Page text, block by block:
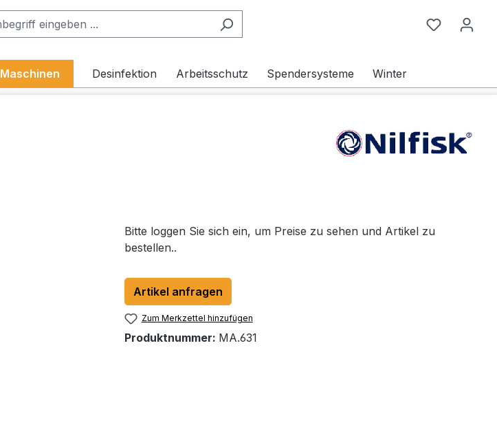
Du hast 0
Maschinen Desinfektion Arbeitsschutz Spendersysteme Winter
Bitte loggen Sie sich ein, um Preise zu sehen und Artikel zu
bestellen..
Artikel anfragen
Zum Merkzettel hinzufügen
Produktnummer: MA.631